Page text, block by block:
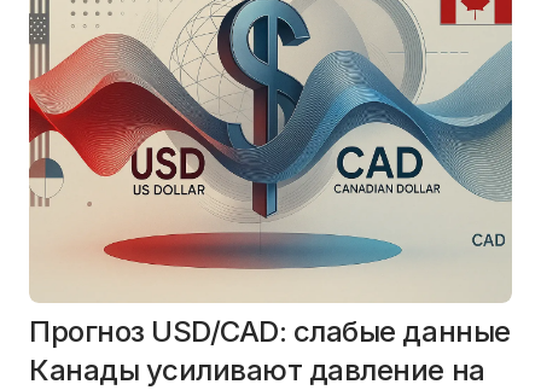
Прогноз USD/CAD: слабые данные
Канады усиливают давление на